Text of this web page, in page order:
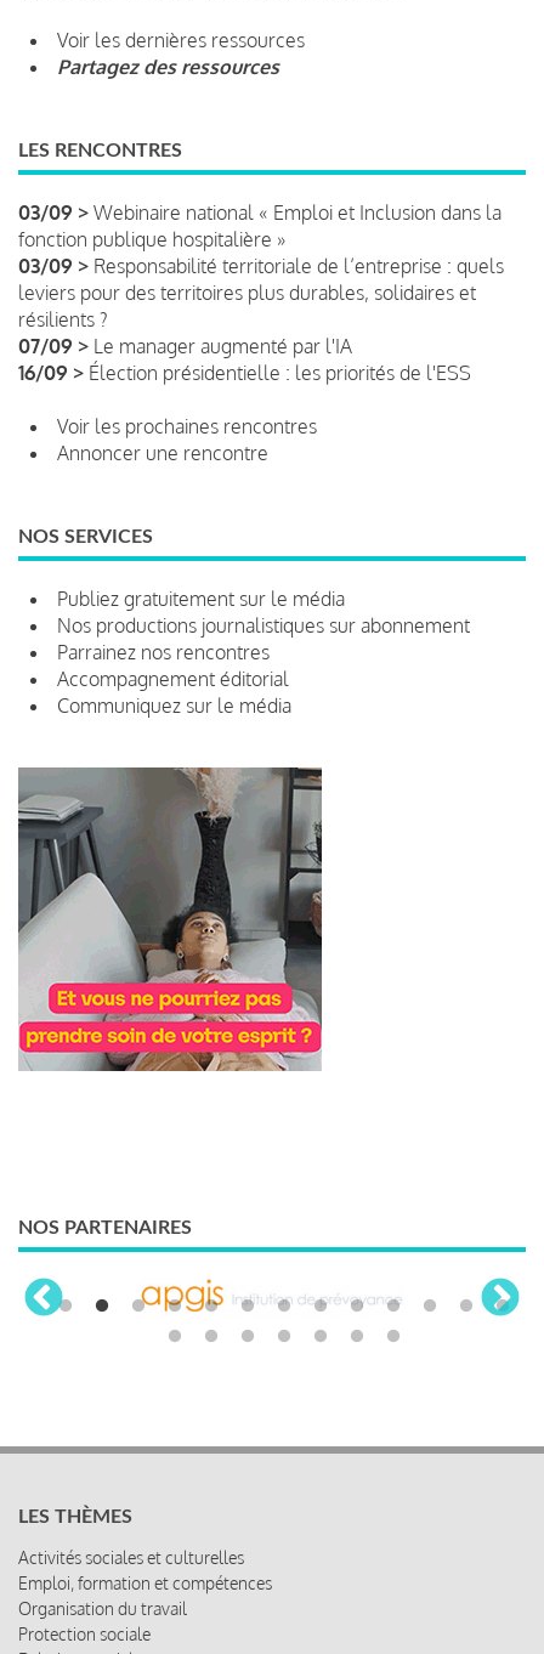
Voir les dernières ressources
Partagez des ressources
LES RENCONTRES
03/09 > Webinaire national « Emploi et Inclusion dans la
fonction publique hospitalière »
03/09 > Responsabilité territoriale de l’entreprise : quels
leviers pour des territoires plus durables, solidaires et
résilients ?
07/09 > Le manager augmenté par l'IA
16/09 > Élection présidentielle : les priorités de l'ESS
Voir les prochaines rencontres
Annoncer une rencontre
NOS SERVICES
Publiez gratuitement sur le média
Nos productions journalistiques sur abonnement
Parrainez nos rencontres
Accompagnement éditorial
Communiquez sur le média
NOS PARTENAIRES
LES THÈMES
Activités sociales et culturelles
Emploi, formation et compétences
Organisation du travail
Protection sociale